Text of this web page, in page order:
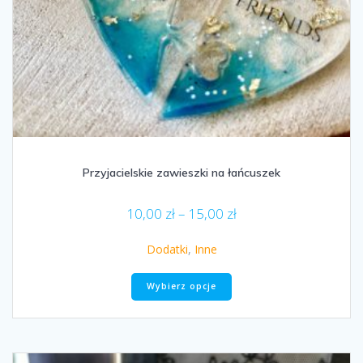
Przyjacielskie zawieszki na łańcuszek
10,00 zł– 15,00 złZakres
Dodatki, Inne
Wybierz opcje
Ten
wiele
Opcje